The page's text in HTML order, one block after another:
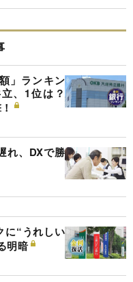
」ランキン
、1位は？
れ、DXで勝
に“うれしい
明暗